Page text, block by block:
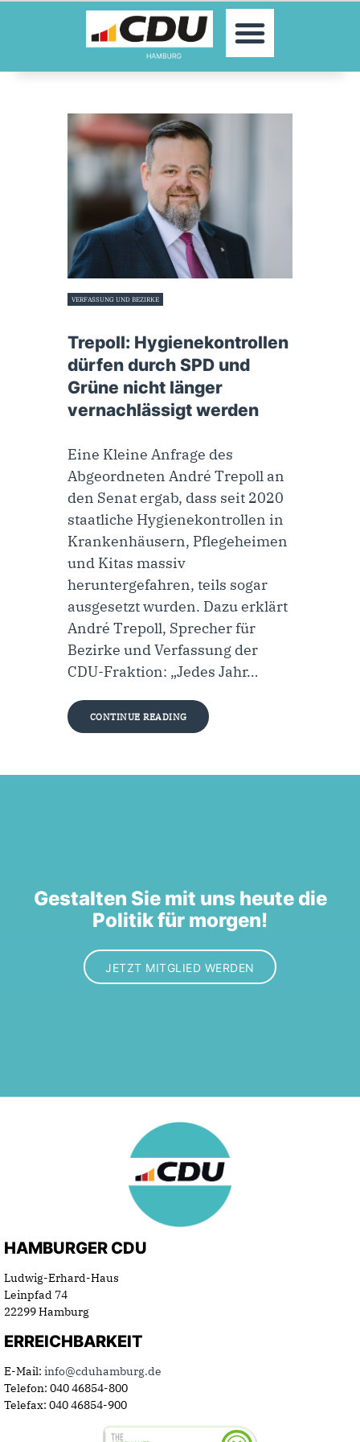
MOIN!
AKTUELLES
PARLAMENTE
KONTAKT
SPENDEN
MITGLIED WERDEN!
VERFASSUNG UND BEZIRKE
Trepoll: Hygienekontrollen
dürfen durch SPD und
Grüne nicht länger
vernachlässigt werden
Eine Kleine Anfrage des
Abgeordneten André Trepoll an
den Senat ergab, dass seit 2020
staatliche Hygienekontrollen in
Krankenhäusern, Pflegeheimen
und Kitas massiv
heruntergefahren, teils sogar
ausgesetzt wurden. Dazu erklärt
André Trepoll, Sprecher für
Bezirke und Verfassung der
CDU-Fraktion: „Jedes Jahr…
CONTINUE READING
Gestalten Sie mit uns heute die
Politik für morgen!
JETZT MITGLIED WERDEN
HAMBURGER CDU
Ludwig-Erhard-Haus
Leinpfad 74
22299 Hamburg
ERREICHBARKEIT
E-Mail: info@cduhamburg.de
Telefon: 040 46854-800
Telefax: 040 46854-900